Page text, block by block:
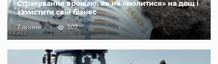
Страхування врожаю, як не «молитися» на дощ і
захистити свій бізнес
7 липня 507